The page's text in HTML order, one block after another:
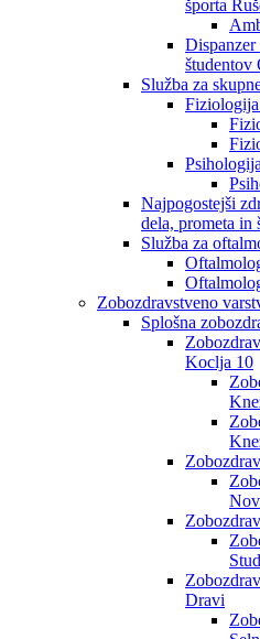
športa
Dispanzer
študentov
Služba za
Fiziologija
Najpogostejši
dela, prometa in
Služba za
Zobozdravstveno
Splošna
Koclja 10
Dravi